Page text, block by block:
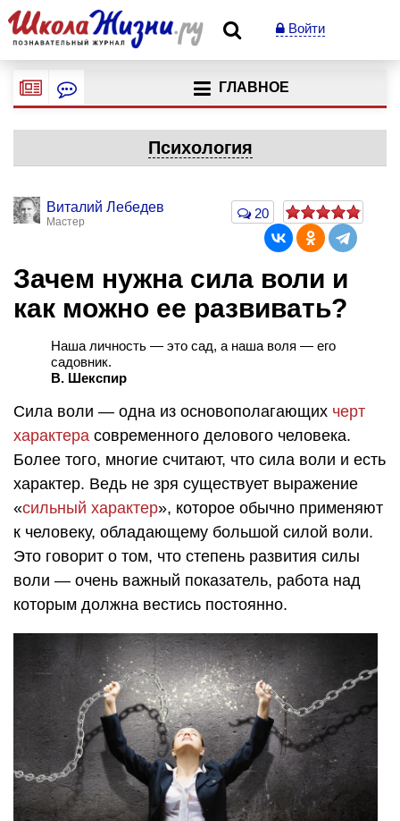
Войти
ГЛАВНОЕ
Психология
Виталий Лебедев
Мастер
20
Зачем нужна сила воли и
как можно ее развивать?
Наша личность — это сад, а наша воля — его
садовник.
В. Шекспир
Сила воли — одна из основополагающих черт
характера современного делового человека.
Более того, многие считают, что сила воли и есть
характер. Ведь не зря существует выражение
«сильный характер», которое обычно применяют
к человеку, обладающему большой силой воли.
Это говорит о том, что степень развития силы
воли — очень важный показатель, работа над
которым должна вестись постоянно.